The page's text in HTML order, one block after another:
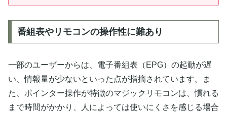
番組表やリモコンの操作性に難あり
一部のユーザーからは、電子番組表（EPG）の起動が遅
い、情報量が少ないといった点が指摘されています。ま
た、ポインター操作が特徴のマジックリモコンは、慣れる
まで時間がかかり、人によっては使いにくさを感じる場合